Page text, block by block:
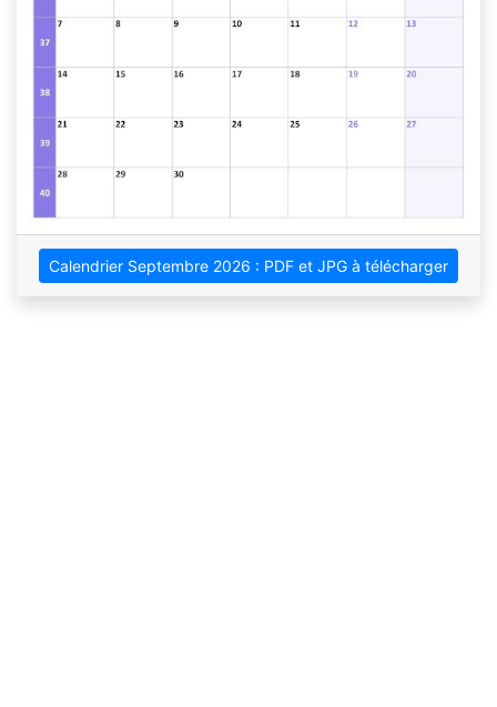
Calendrier Septembre 2026 : PDF et JPG à télécharger